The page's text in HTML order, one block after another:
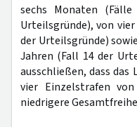
sechs Monaten
Urteilsgründe), von vier
der Urteilsgründe)
Jahren (Fall 14 der
ausschließen, dass
vier Einzelstrafen
niedrigere